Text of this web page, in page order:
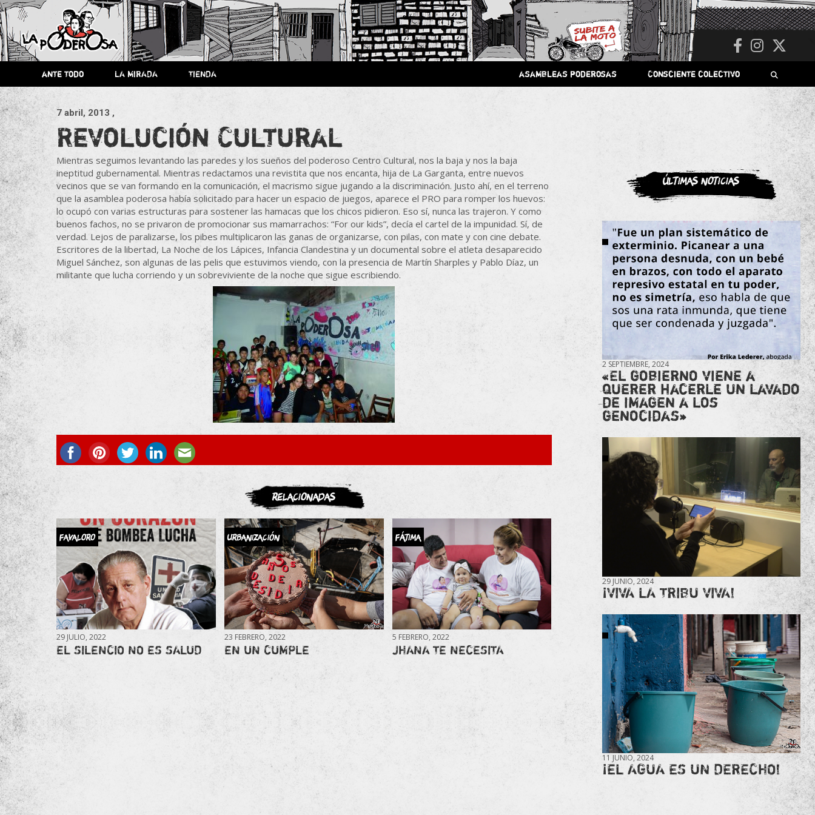
Saltar
al
contenido
La
Poderosa
Revista de cultura villera,
brazo literario del movimiento
La Poderosa.
La Poderosa
ante todo LA MIRADA TIENDA asambleas poderosas Consciente colectivo
7 abril, 2013 ,
Revolución Cultural
Mientras seguimos levantando las paredes y los sueños del poderoso Centro Cultural, nos la baja y nos la baja
ineptitud gubernamental. Mientras redactamos una revistita que nos encanta, hija de La Garganta, entre nuevos
vecinos que se van formando en la comunicación, el macrismo sigue jugando a la discriminación. Justo ahí, en el terreno
que la asamblea poderosa había solicitado para hacer un espacio de juegos, aparece el PRO para romper los huevos:
lo ocupó con varias estructuras para sostener las hamacas que los chicos pidieron. Eso sí, nunca las trajeron. Y como
buenos fachos, no se privaron de promocionar sus mamarrachos: “For our kids”, decía el cartel de la impunidad. Sí, de
verdad. Lejos de paralizarse, los pibes multiplicaron las ganas de organizarse, con pilas, con mate y con cine debate.
Escritores de la libertad, La Noche de los Lápices, Infancia Clandestina y un documental sobre el atleta desaparecido
Miguel Sánchez, son algunas de las pelis que estuvimos viendo, con la presencia de Martín Sharples y Pablo Díaz, un
militante que lucha corriendo y un sobreviviente de la noche que sigue escribiendo.
ASOCIATE
Relacionadas
FAVALORO
29 JULIO, 2022
EL SILENCIO NO ES SALUD
Urbanización
23 FEBRERO, 2022
EN UN CUMPLE
FÁTIMA
5 FEBRERO, 2022
JHANA TE NECESITA
Últimas noticias
2 SEPTIEMBRE, 2024
«El gobierno viene a
querer hacerle un lavado
de imagen a los
genocidas»
29 JUNIO, 2024
¡VIVA LA TRIBU VIVA!
11 JUNIO, 2024
¡EL AGUA ES UN DERECHO!